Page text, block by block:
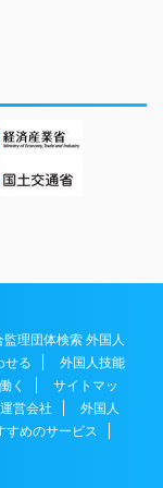
理団体検索 外国人
せる
外国人技能
く
サイトマッ
運営会社
外国人
すめのサービス